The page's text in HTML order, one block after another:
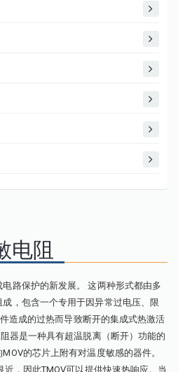
电阻
路保护的新发展。 这两种形式都由多
，包含一个专用于因异常过电压、限
造成的过热而导致断开的集成式热激活
器是一种具有超温脱离（断开）功能的
的芯片上附有对温度敏感的器件。
，因此TMOV可以提供快速热响应。当